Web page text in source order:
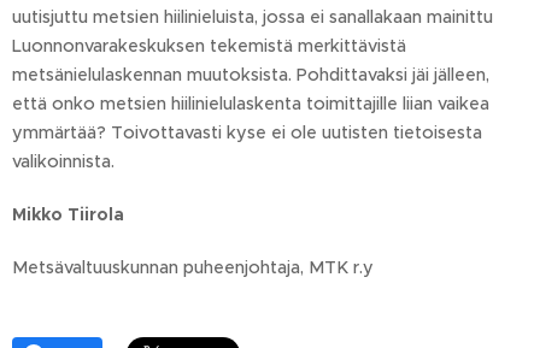
uutisjuttu metsien hiilinieluista, jossa ei sanallakaan mainittu
Luonnonvarakeskuksen tekemistä merkittävistä
metsänielulaskennan muutoksista. Pohdittavaksi jäi jälleen,
että onko metsien hiilinielulaskenta toimittajille liian vaikea
ymmärtää? Toivottavasti kyse ei ole uutisten tietoisesta
valikoinnista.
Mikko Tiirola
Metsävaltuuskunnan puheenjohtaja, MTK r.y